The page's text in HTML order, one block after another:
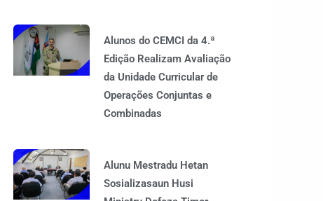
Alunos do CEMCI da 4.ª
Edição Realizam Avaliação
da Unidade Curricular de
Operações Conjuntas e
Combinadas
Alunu Mestradu Hetan
Sosializasaun Husi